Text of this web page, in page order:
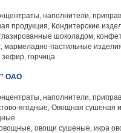
наполнители,
продукция, Кондитерские
шоколадом,
мармеладно-пастильные
горчица
ОАО
наполнители,
ягодные, Овощная сушеная
овощи сушеные, икра